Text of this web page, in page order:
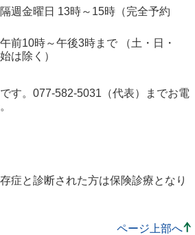
週金曜日 13時～15時（完全予約
前10時～午後3時まで （土・日・
は除く）
す。077-582-5031（代表）までお電
症と診断された方は保険診療となり
ページ上部へ